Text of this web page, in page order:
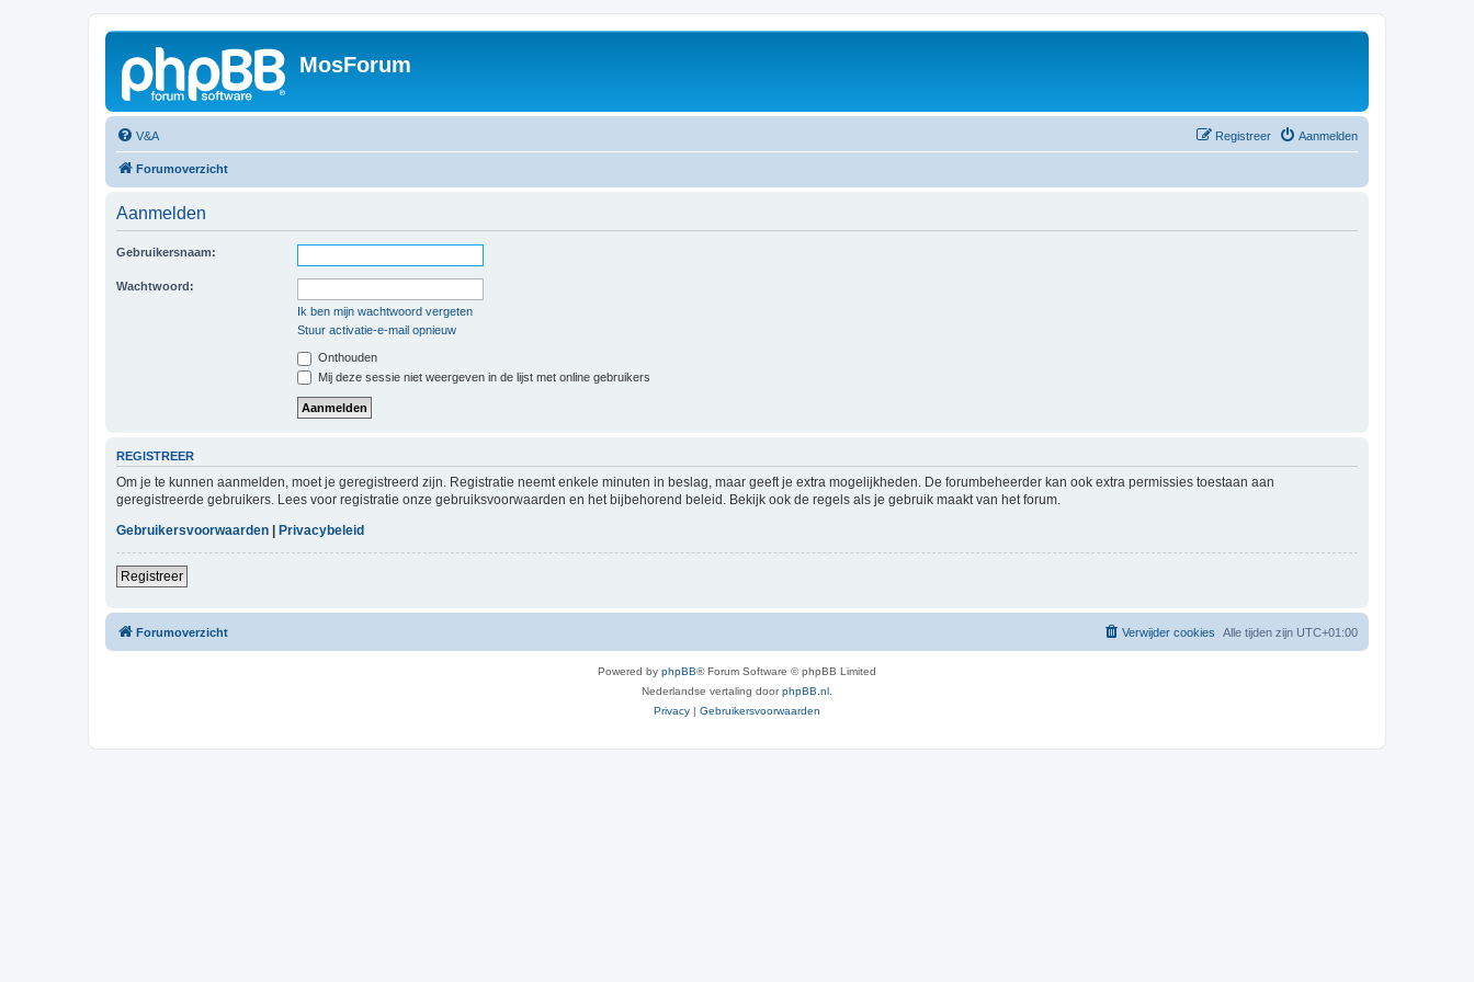
MosForum
V&A Aanmelden
Registreer
Forumoverzicht
Aanmelden
Gebruikersnaam:
Wachtwoord:
Ik ben mijn wachtwoord vergeten
Stuur activatie-e-mail opnieuw
Onthouden
Mij deze sessie niet weergeven in de lijst met online gebruikers
REGISTREER
Om je te kunnen aanmelden, moet je geregistreerd zijn. Registratie neemt enkele minuten in beslag, maar geeft je extra mogelijkheden. De forumbeheerder kan ook extra permissies toestaan aan
geregistreerde gebruikers. Lees voor registratie onze gebruiksvoorwaarden en het bijbehorend beleid. Bekijk ook de regels als je gebruik maakt van het forum.
Gebruikersvoorwaarden | Privacybeleid
Registreer
Forumoverzicht Alle tijden zijn UTC+01:00
Verwijder cookies
Powered by phpBB® Forum Software © phpBB Limited
Nederlandse vertaling doorphpBB.nl
Privacy | Gebruikersvoorwaarden